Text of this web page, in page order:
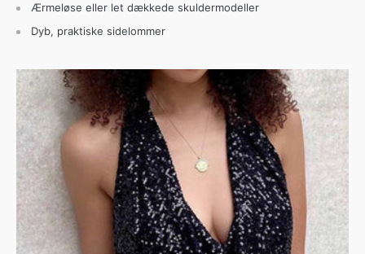
Ærmeløse eller let dækkede skuldermodeller
Dyb, praktiske sidelommer